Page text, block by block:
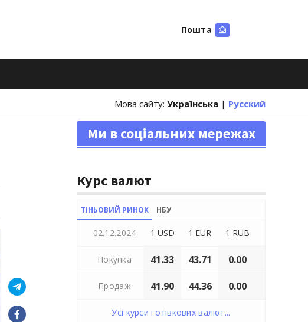
Пошта
Мова сайту: Українська | Русский
Ми в соціальних мережах
Курс валют
ТІНЬОВИЙ РИНОК НБУ
02.12.2024 1 USD 1 EUR 1 RUB
Покупка 41.33 43.71 0.00
Продаж 41.90 44.36 0.00
Усі курси готівкових валют...